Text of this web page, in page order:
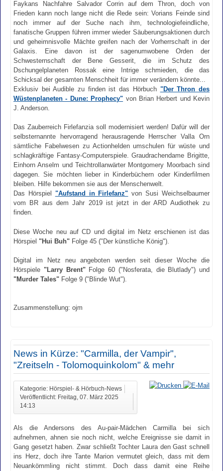
Faykans Nachfahre Salvador Corrin auf dem Thron, doch von
Frieden kann noch lange nicht die Rede sein: Vorians Feinde sind
noch immer auf der Suche nach ihm, technologiefeindliche,
fanatische Gruppen führen immer wieder Säuberungsaktionen durch
und geheimnisvolle Mächte greifen nach der Vorherrschaft in der
Galaxis. Eine davon ist der sagenumwobene Orden der
Schwesternschaft der Bene Gesserit, die im Schutz des
Dschungelplaneten Rossak eine Intrige schmieden, die das
Schicksal der gesamten Menschheit für immer verändern könnte...
Exklusiv bei Audible zu finden ist das Hörbuch "Der Thron des
Wüstenplaneten - Dune: Prophecy" von Brian Herbert und Kevin
J. Anderson.
Das Zauberreich Firlefanzia soll modernisiert werden! Dafür will der
selbsternannte hervorragend herausragende Herrscher Valla Orn
sämtliche Fabelwesen zu Actionhelden umschulen für wüste und
schlagkräftige Fantasy-Computerspiele. Graudrachendame Brigitte,
Einhorn Anselm und Teichtrollanwärter Montgomery Moorbach sind
dagegen. Sie möchten lieber in Kinderbüchern oder Kinderfilmen
bleiben. Hilfe bekommen sie aus der Menschenwelt.
Das Hörspiel "Aufstand in Firlefanz" von Susi Weichselbaumer
vom BR aus dem Jahr 2019 ist jetzt in der ARD Audiothek zu
finden.
Diese Woche neu auf CD und digital im Netz erschienen ist das
Hörspiel "Hui Buh" Folge 45 ("Der künstliche König").
Digital im Netz neu angeboten werden seit dieser Woche die
Hörspiele "Larry Brent"Folge 60 ("Nosferata, die Blutlady") und
"Murder Tales" Folge 9 ("Blinde Wut").
Zusammenstellung: ojm
News in Kürze: "Carmilla, der Vampir",
"Zreitseln - Tolomoquinkolom" & mehr
Kategorie: Hörspiel- & Hörbuch-News
Veröffentlicht: Freitag, 07. März 2025
14:13
Als die Andersons des Au-pair-Mädchen Carmilla bei sich
aufnehmen, ahnen sie noch nicht, welche Ereignisse sie damit in
Gang gesetzt haben. Zwar schließt Tochter Laura den Gast schnell
ins Herz, doch ihre Tante Marion vermutet gleich, dass mit dem
Neuankömmling nicht stimmt. Doch dass damit eine Reihe